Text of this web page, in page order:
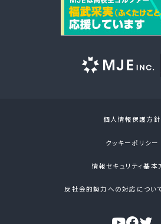
個人情報保護方針
クッキーポリシー
情報セキュリティ基本
反社会的勢力への対応につい